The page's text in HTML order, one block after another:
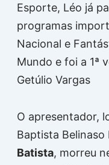
Esporte, Léo já
programas
Nacional e
Mundo e foi a 1ª
Getúlio Vargas
O apresentador,
Baptista
Batista, morreu